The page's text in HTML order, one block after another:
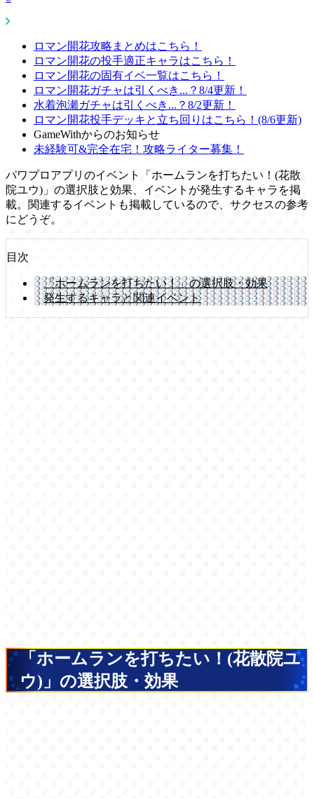
ロマン開花攻略まとめはこちら！
ロマン開花の投手適正キャラはこちら！
ロマン開花の固有イベ一覧はこちら！
ロマン開花ガチャは引くべき...？8/4更新！
水着泡瀬ガチャは引くべき...？8/2更新！
ロマン開花投手デッキと立ち回りはこちら！(8/6更新)
GameWithからのお知らせ
未経験可&完全在宅！攻略ライター募集！
パワプロアプリのイベント「ホームランを打ちたい！(花散
院ユウ)」の選択肢と効果、イベントが発生するキャラを掲
載。関連するイベントも掲載しているので、サクセスの参考
にどうぞ。
目次
「ホームランを打ちたい！」の選択肢・効果
発生するキャラと関連イベント
「ホームランを打ちたい！(花散院ユ
ウ)」の選択肢・効果